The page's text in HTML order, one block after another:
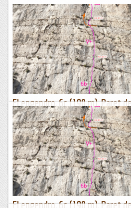
El engendro, 6c (190 m), Paret
Bagasses, Terradet
Molt bona via, tot i que el nom no li fa
Luichy que cadascú dels aperturistes tenia
com no es posaven d'acord, un sorteig va
Lo gall
El engendro, 6c (190 m), Paret